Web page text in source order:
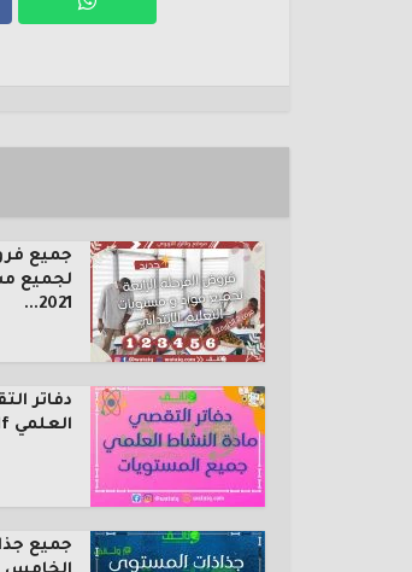
جميع
لجميع
2021...
دفاتر
العلمي pdf جاهزة للطباعة...
جميع